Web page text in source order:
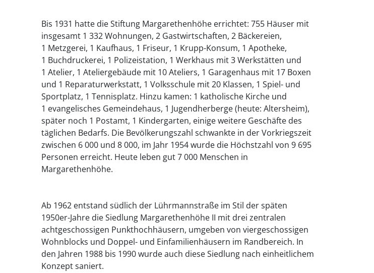
Bis 1931 hatte die Stiftung Margarethenhöhe errichtet: 755 Häuser mit
insgesamt 1 332 Wohnungen, 2 Gastwirtschaften, 2 Bäckereien,
1 Metzgerei, 1 Kaufhaus, 1 Friseur, 1 Krupp-Konsum, 1 Apotheke,
1 Buchdruckerei, 1 Polizeistation, 1 Werkhaus mit 3 Werkstätten und
1 Atelier, 1 Ateliergebäude mit 10 Ateliers, 1 Garagenhaus mit 17 Boxen
und 1 Reparaturwerkstatt, 1 Volksschule mit 20 Klassen, 1 Spiel- und
Sportplatz, 1 Tennisplatz. Hinzu kamen: 1 katholische Kirche und
1 evangelisches Gemeindehaus, 1 Jugendherberge (heute: Altersheim),
später noch 1 Postamt, 1 Kindergarten, einige weitere Geschäfte des
täglichen Bedarfs. Die Bevölkerungszahl schwankte in der Vorkriegszeit
zwischen 6 000 und 8 000, im Jahr 1954 wurde die Höchstzahl von 9 695
Personen erreicht. Heute leben gut 7 000 Menschen in
Margarethenhöhe.
Ab 1962 entstand südlich der Lührmannstraße im Stil der späten
1950er-Jahre die Siedlung Margarethenhöhe II mit drei zentralen
achtgeschossigen Punkthochhäusern, umgeben von viergeschossigen
Wohnblocks und Doppel- und Einfamilienhäusern im Randbereich. In
den Jahren 1988 bis 1990 wurde auch diese Siedlung nach einheitlichem
Konzept saniert.